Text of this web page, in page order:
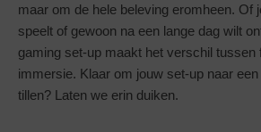
maar om de hele beleving eromheen. Of
speelt of gewoon na een lange dag wilt
gaming set-up maakt het verschil tussen
immersie. Klaar om jouw set-up naar
tillen? Laten we erin duiken.